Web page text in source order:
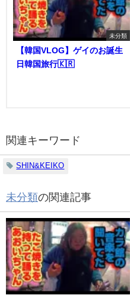
未分類
【韓国VLOG】ゲイのお誕生
日韓国旅行🇰🇷
関連キーワード
SHIN&KEIKO
未分類の関連記事